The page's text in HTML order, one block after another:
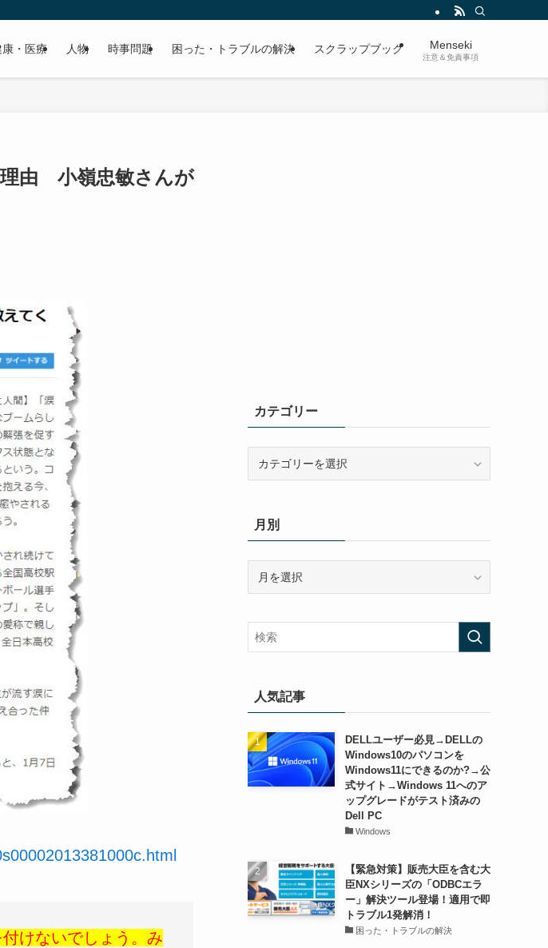
康・医療 人物 時事問題 困った・トラブルの解決 スクラップブック Menseki
注意＆免責事項
理由 小嶺忠敏さんが
けないでしょう。み
カテゴリー
ー月別
人気記事
DELLユーザー必見→DELLの
Windows10のパソコンを
Windows11にできるのか?→公
式サイト→Windows 11へのア
ップグレードがテスト済みの
Dell PC
Windows
【緊急対策】販売大臣を含む大
臣NXシリーズの「ODBCエラ
ー」解決ツール登場！適用で即
トラブル1発解消！
困った・トラブルの解決